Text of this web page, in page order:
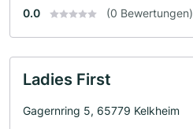
0.0 (0 Bewertungen)
Ladies First
Gagernring 5, 65779 Kelkheim